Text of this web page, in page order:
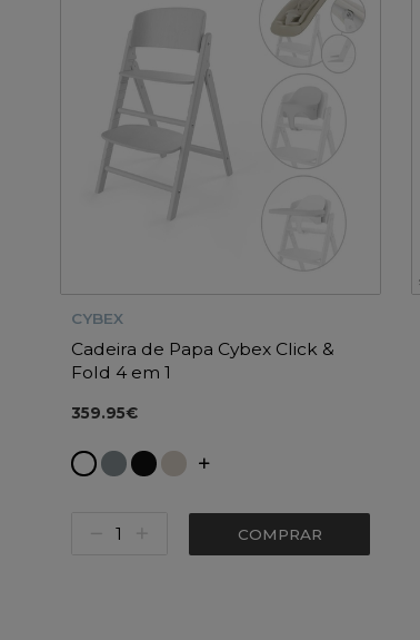
CYBEX
Cadeira de Papa Cybex Click &
Fold 4 em 1
359.95€
COMPRAR